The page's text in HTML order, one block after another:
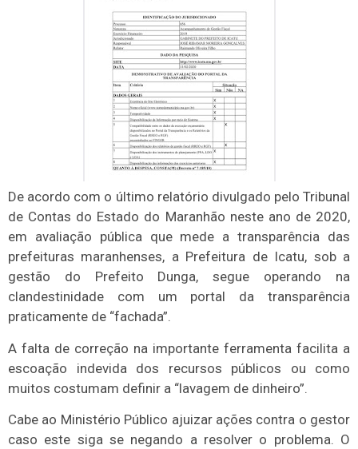
De acordo com o último relatório divulgado pelo Tribunal
de Contas do Estado do Maranhão neste ano de 2020,
em avaliação pública que mede a transparência das
prefeituras maranhenses, a Prefeitura de Icatu, sob a
gestão do Prefeito Dunga, segue operando na
clandestinidade com um portal da transparência
praticamente de “fachada”.
A falta de correção na importante ferramenta facilita a
escoação indevida dos recursos públicos ou como
muitos costumam definir a “lavagem de dinheiro”.
Cabe ao Ministério Público ajuizar ações contra o gestor
caso este siga se negando a resolver o problema. O